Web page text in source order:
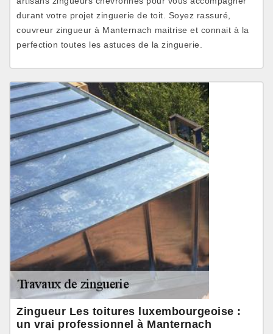
durant votre projet zinguerie de toit. Soyez rassuré,
couvreur zingueur à Manternach maitrise et connait à la
perfection toutes les astuces de la zinguerie.
Zingueur Les toitures luxembourgeoise :
un vrai professionnel à Manternach